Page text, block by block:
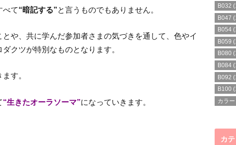
べて“暗記する”と言うものでもありません。
や、共に学んだ参加者さまの気づきを通して、色やイ
クツが特別なものとなります。
す。
“生きたオーラソーマ”になっていきます。
B032
B047
B054
B059
B080
B084
B092
B100
カラ
カ